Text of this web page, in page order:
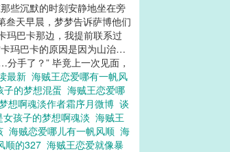
些沉默的时刻安静地坐在旁
叁天早晨，梦梦告诉萨博他们
玛巴卡那边，我提前联系过
玛巴卡的原因是因为山治…
手了？” 毕竟上一次见面，
最新 海贼王恋爱哪有一帆风
子的梦想混蛋 海贼王恋爱哪
想啊魂淡作者霜序月微博 谈
孩子的梦想啊魂淡 海贼王
海贼恋爱哪儿有一帆风顺 海
顺的327 海贼王恋爱就像暴